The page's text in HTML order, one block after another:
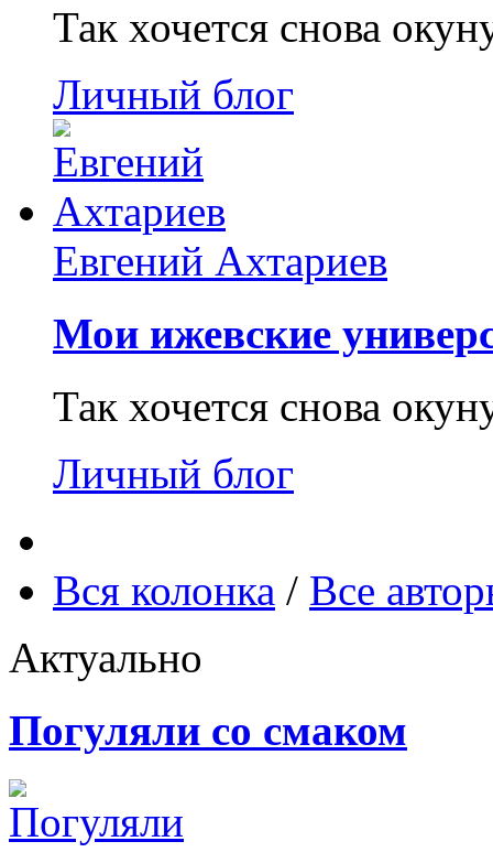
Так хочется снова
Личный блог
Евгений Ахтариев
Мои ижевские
Так хочется снова
Личный блог
Вся колонка / Все
Актуально
Погуляли со смаком